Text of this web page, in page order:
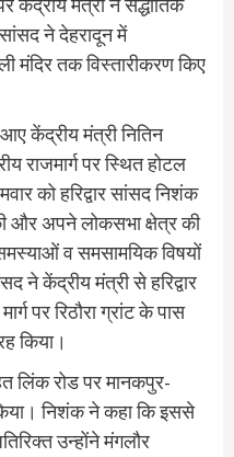
केंद्रीय मंत्री ने सैद्धांतिक
ने देहरादून में
मंदिर तक विस्तारीकरण किए
केंद्रीय मंत्री नितिन
राजमार्ग पर स्थित होटल
को हरिद्वार सांसद निशंक
और अपने लोकसभा क्षेत्र की
व समसामयिक विषयों
ने केंद्रीय मंत्री से हरिद्वार
पर रिठौरा ग्रांट के पास
किया।
लिंक रोड पर मानकपुर-
निशंक ने कहा कि इससे
उन्होंने मंगलौर